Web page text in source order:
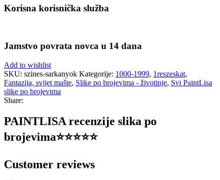
Korisna korisnička služba
Jamstvo povrata novca u 14 dana
Add to wishlist
SKU: szines-sarkanyok Kategorije: 1000-1999, 1reszeskat,
Fantazija, svijet mašte, Slike po brojevima - životinje, Svi PaintLisa
slike po brojevima
Share:
PAINTLISA recenzije slika po
brojevima⭐️⭐️⭐️⭐️⭐️
Customer reviews